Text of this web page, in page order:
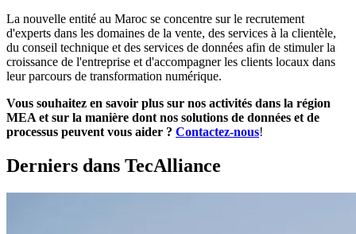
La nouvelle entité au Maroc se concentre sur le recrutement
d'experts dans les domaines de la vente, des services à la clientèle,
du conseil technique et des services de données afin de stimuler la
croissance de l'entreprise et d'accompagner les clients locaux dans
leur parcours de transformation numérique.
Vous souhaitez en savoir plus sur nos activités dans la région
MEA et sur la manière dont nos solutions de données et de
processus peuvent vous aider ? Contactez-nous!
Derniers dans TecAlliance